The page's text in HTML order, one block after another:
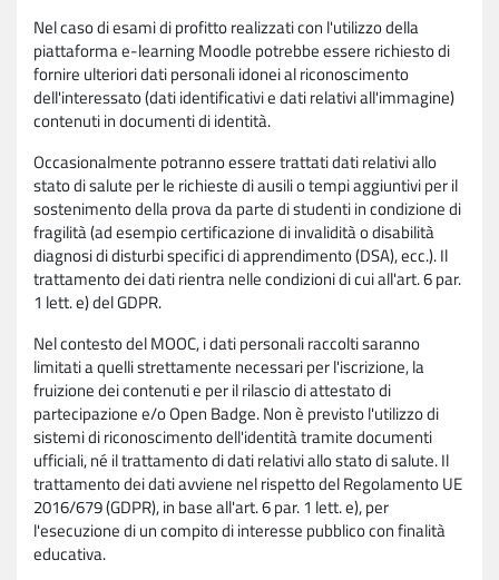
Nel caso di esami di profitto realizzati con l'utilizzo della
piattaforma e-learning Moodle potrebbe essere richiesto di
fornire ulteriori dati personali idonei al riconoscimento
dell'interessato (dati identificativi e dati relativi all'immagine)
contenuti in documenti di identità.
Occasionalmente potranno essere trattati dati relativi allo
stato di salute per le richieste di ausili o tempi aggiuntivi per il
sostenimento della prova da parte di studenti in condizione di
fragilità (ad esempio certificazione di invalidità o disabilità
diagnosi di disturbi specifici di apprendimento (DSA), ecc.). Il
trattamento dei dati rientra nelle condizioni di cui all'art. 6 par.
1 lett. e) del GDPR.
Nel contesto del MOOC, i dati personali raccolti saranno
limitati a quelli strettamente necessari per l'iscrizione, la
fruizione dei contenuti e per il rilascio di attestato di
partecipazione e/o Open Badge. Non è previsto l'utilizzo di
sistemi di riconoscimento dell'identità tramite documenti
ufficiali, né il trattamento di dati relativi allo stato di salute. Il
trattamento dei dati avviene nel rispetto del Regolamento UE
2016/679 (GDPR), in base all'art. 6 par. 1 lett. e), per
l'esecuzione di un compito di interesse pubblico con finalità
educativa.